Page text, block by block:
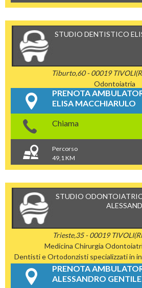
STUDIO DENTISTICO
Tiburto,60 - 00019
Odontoiatria
PRENOTA
ELISA MACCHIARULO
Chiama
Percorso
49,1 KM
STUDIO
Trieste,35 - 00019
Medicina Chirurgia
Dentisti e Ortodonzisti specializzati in
PRENOTA
ALESSANDRO GENTILE